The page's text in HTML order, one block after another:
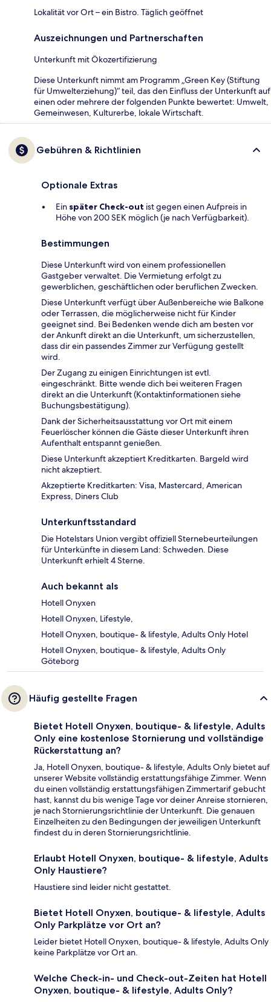
Lokalität vor Ort – ein Bistro. Täglich geöffnet
Auszeichnungen und Partnerschaften
Unterkunft mit Ökozertifizierung
Diese Unterkunft nimmt am Programm „Green Key (Stiftung
für Umwelterziehung)“ teil, das den Einfluss der Unterkunft auf
einen oder mehrere der folgenden Punkte bewertet: Umwelt,
Gemeinwesen, Kulturerbe, lokale Wirtschaft.
Gebühren & Richtlinien
Optionale Extras
Ein später Check-out ist gegen einen Aufpreis in
Höhe von 200 SEK möglich (je nach Verfügbarkeit).
Bestimmungen
Diese Unterkunft wird von einem professionellen
Gastgeber verwaltet. Die Vermietung erfolgt zu
gewerblichen, geschäftlichen oder beruflichen Zwecken.
Diese Unterkunft verfügt über Außenbereiche wie Balkone
oder Terrassen, die möglicherweise nicht für Kinder
geeignet sind. Bei Bedenken wende dich am besten vor
der Ankunft direkt an die Unterkunft, um sicherzustellen,
dass dir ein passendes Zimmer zur Verfügung gestellt
wird.
Der Zugang zu einigen Einrichtungen ist evtl.
eingeschränkt. Bitte wende dich bei weiteren Fragen
direkt an die Unterkunft (Kontaktinformationen siehe
Buchungsbestätigung).
Dank der Sicherheitsausstattung vor Ort mit einem
Feuerlöscher können die Gäste dieser Unterkunft ihren
Aufenthalt entspannt genießen.
Diese Unterkunft akzeptiert Kreditkarten. Bargeld wird
nicht akzeptiert.
Akzeptierte Kreditkarten: Visa, Mastercard, American
Express, Diners Club
Unterkunftsstandard
Die Hotelstars Union vergibt offiziell Sternebeurteilungen
für Unterkünfte in diesem Land: Schweden. Diese
Unterkunft erhielt 4 Sterne.
Auch bekannt als
Hotell Onyxen
Hotell Onyxen, Lifestyle,
Hotell Onyxen, boutique- & lifestyle, Adults Only Hotel
Hotell Onyxen, boutique- & lifestyle, Adults Only
Göteborg
Häufig gestellte Fragen
Bietet Hotell Onyxen, boutique- & lifestyle, Adults
Only eine kostenlose Stornierung und vollständige
Rückerstattung an?
Ja, Hotell Onyxen, boutique- & lifestyle, Adults Only bietet auf
unserer Website vollständig erstattungsfähige Zimmer. Wenn
du einen vollständig erstattungsfähigen Zimmertarif gebucht
hast, kannst du bis wenige Tage vor deiner Anreise stornieren,
je nach Stornierungsrichtlinie der Unterkunft. Die genauen
Einzelheiten zu den Bedingungen der jeweiligen Unterkunft
findest du in deren Stornierungsrichtlinie.
Erlaubt Hotell Onyxen, boutique- & lifestyle, Adults
Only Haustiere?
Haustiere sind leider nicht gestattet.
Bietet Hotell Onyxen, boutique- & lifestyle, Adults
Only Parkplätze vor Ort an?
Leider bietet Hotell Onyxen, boutique- & lifestyle, Adults Only
keine Parkplätze vor Ort an.
Welche Check-in- und Check-out-Zeiten hat Hotell
Onyxen, boutique- & lifestyle, Adults Only?